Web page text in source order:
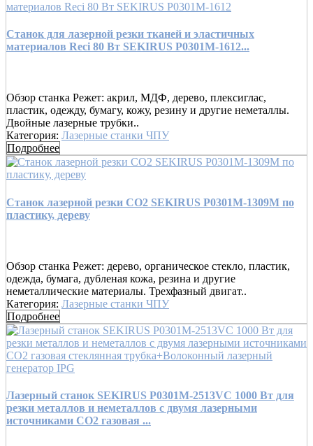
Cтанок для лазерной резки тканей и эластичных
материалов Reci 80 Вт SEKIRUS P0301М-1612...
Обзор станка Режет: акрил, МДФ, дерево, плексиглас,
пластик, одежду, бумагу, кожу, резину и другие неметаллы.
Двойные лазерные трубки..
Категория: Лазерные станки ЧПУ
Подробнее
Станок лазерной резки CO2 SEKIRUS P0301М-1309M по
пластику, дереву
Обзор станка Режет: дерево, органическое стекло, пластик,
одежда, бумага, дубленая кожа, резина и другие
неметаллические материалы. Трехфазный двигат..
Категория: Лазерные станки ЧПУ
Подробнее
Лазерный станок SEKIRUS P0301M-2513VC 1000 Вт для
резки металлов и неметаллов с двумя лазерными
источниками СO2 газовая ...